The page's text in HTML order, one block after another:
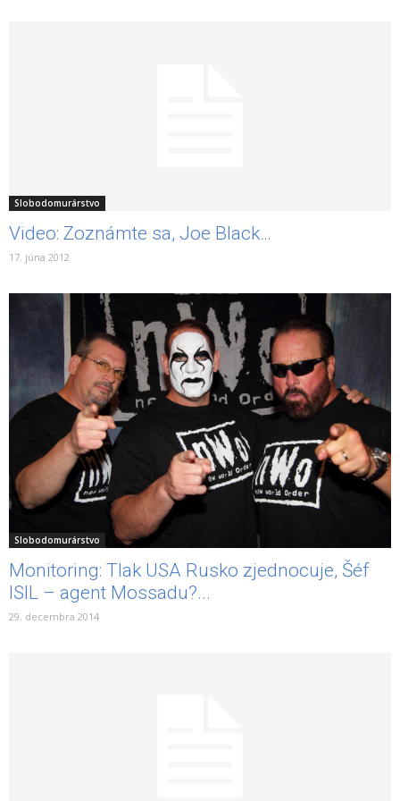
Slobodomurárstvo
Video: Zoznámte sa, Joe Black…
17. júna 2012
Slobodomurárstvo
Monitoring: Tlak USA Rusko zjednocuje, Šéf
ISIL – agent Mossadu?...
29. decembra 2014